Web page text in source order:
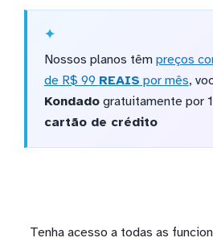
Nossos planos têm preços
de R$ 99 REAIS por mês,
Kondadogratuitamente por
cartão de crédito
Tenha acesso a todas as